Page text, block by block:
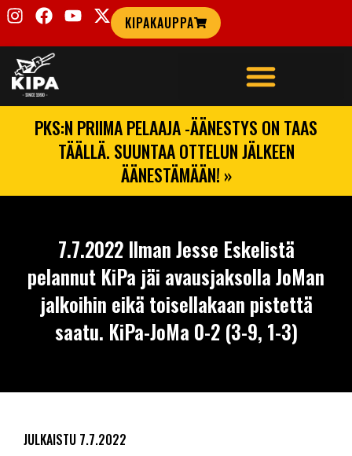
KIPAKAUPPA
PKS:N PRIIMA PELAAJA -ÄÄNESTYS ON TAAS
TÄÄLLÄ. SUUNTAA OTTELUN JÄLKEEN
ÄÄNESTÄMÄÄN! »
7.7.2022 Ilman Jesse Eskelistä
pelannut KiPa jäi avausjaksolla JoMan
jalkoihin eikä toisellakaan pistettä
saatu. KiPa-JoMa 0-2 (3-9, 1-3)
JULKAISTU 7.7.2022